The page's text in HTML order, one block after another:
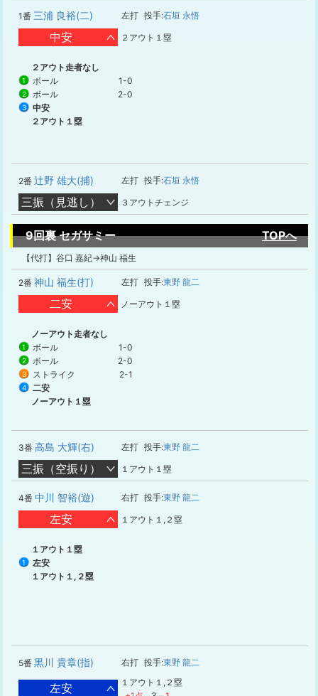
1番 三浦 良裕(二) 左打 投手:石垣 永悟
中安 ２アウト１塁
２アウト走者なし
1 ボール 1-0
2 ボール 2-0
3
中安
２アウト１塁
2番 辻野 雄大(捕) 左打 投手:石垣 永悟
三振（見逃し） ３アウトチェンジ
9回裏 セガサミー TOPへ
【代打】谷口 嘉紀→神山 福生
2番 神山 福生(打) 左打 投手:東野 龍二
二安 ノーアウト１塁
ノーアウト走者なし
1 ボール 1-0
2 ボール 2-0
3 ストライク 2-1
4
二安
ノーアウト１塁
3番 高島 大輝(右) 左打 投手:東野 龍二
三振（空振り） １アウト１塁
4番 中川 智裕(遊) 右打 投手:東野 龍二
左安 １アウト１,２塁
１アウト１塁
1
左安
１アウト１,２塁
5番 黒川 貴章(指) 右打 投手:東野 龍二
左安
１アウト１,２塁